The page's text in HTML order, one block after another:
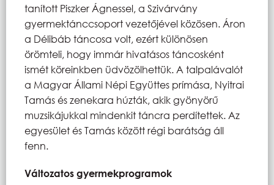
tanított Piszker Ágnessel, a Szivárvány
gyermektánccsoport vezetőjével közösen. Áron
a Délibáb táncosa volt, ezért különösen
örömteli, hogy immár hivatásos táncosként
ismét köreinkben üdvözölhettük. A talpalávalót
a Magyar Állami Népi Együttes prímása, Nyitrai
Tamás és zenekara húzták, akik gyönyörű
muzsikájukkal mindenkit táncra perdítettek. Az
egyesület és Tamás között régi barátság áll
fenn.
Változatos gyermekprogramok